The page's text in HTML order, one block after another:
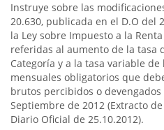
Instruye sobre las
20.630, publicada en el D.O del
la Ley sobre Impuesto a la
referidas al aumento de la tasa
Categoría y a la tasa variable
mensuales obligatorios que
brutos percibidos o
Septiembre de 2012 (Extracto
Diario Oficial de 25.10.2012).